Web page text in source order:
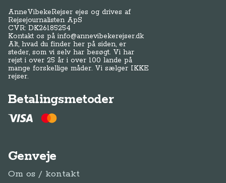
AnneVibekeRejser ejes og drives af
Rejsejournalisten ApS
CVR: DK26185254
Kontakt os påinfo@annevibekerejser.dk
Alt, hvad du finder her på siden, er
steder, som vi selv har besøgt. Vi har
rejst i over 25 år i over 100 lande på
mange forskellige måder. Vi sælger IKKE
rejser.
Betalingsmetoder
Genveje
Om os / kontakt